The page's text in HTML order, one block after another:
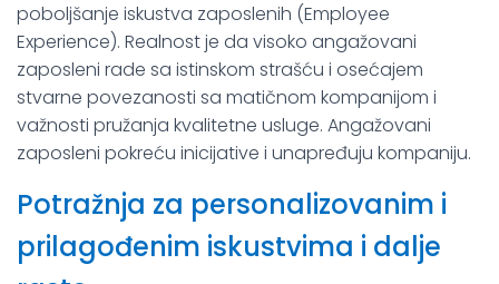
poboljšanje iskustva zaposlenih (Employee
Experience). Realnost je da visoko angažovani
zaposleni rade sa istinskom strašću i osećajem
stvarne povezanosti sa matičnom kompanijom i
važnosti pružanja kvalitetne usluge. Angažovani
zaposleni pokreću inicijative i unapređuju kompaniju.
Potražnja za personalizovanim i
prilagođenim iskustvima i dalje